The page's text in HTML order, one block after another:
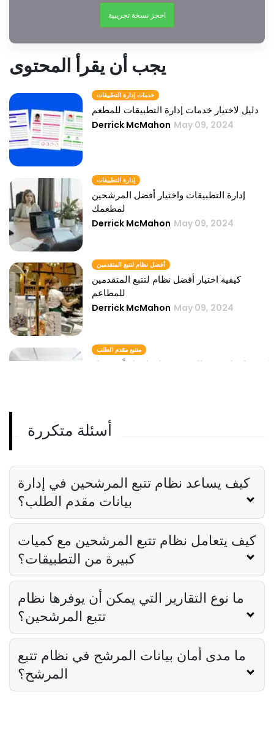
احجز نسخة تجريبية
يجب أن يقرأ المحتوى
خدمات إدارة التطبيقات
دليل لاختيار خدمات إدارة التطبيقات للمطعم
Derrick McMahon May 09, 2024
إدارة التطبيقات
إدارة التطبيقات واختيار أفضل المرشحين
لمطعمك
Derrick McMahon May 09, 2024
أفضل نظام لتتبع المتقدمين
كيفية اختيار أفضل نظام لتتبع المتقدمين
للمطاعم
Derrick McMahon May 09, 2024
متتبع مقدم الطلب
كيفية إعداد متتبع المتقدمين لمطعمك أو فندقك
نظام تتبع المتقدمين عبر الإنترنت
Derrick McMahon May 09, 2024
أسئلة متكررة
كيف يساعد نظام تتبع المرشحين في إدارة
بيانات مقدم الطلب؟
كيف يتعامل نظام تتبع المرشحين مع كميات
كبيرة من التطبيقات؟
ما نوع التقارير التي يمكن أن يوفرها نظام
تتبع المرشحين؟
ما مدى أمان بيانات المرشح في نظام تتبع
المرشح؟